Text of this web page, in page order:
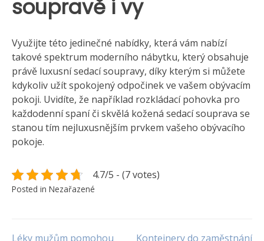
soupravě i vy
Využijte této jedinečné nabídky, která vám nabízí
takové spektrum moderního nábytku, který obsahuje
právě luxusní sedací soupravy, díky kterým si můžete
kdykoliv užít spokojený odpočinek ve vašem obývacím
pokoji. Uvidíte, že například rozkládací pohovka pro
každodenní spaní či skvělá kožená sedací souprava se
stanou tím nejluxusnějším prvkem vašeho obývacího
pokoje.
4.7/5 - (7 votes)
Posted in Nezařazené
Léky mužům pomohou Kontejnery do zaměstnání